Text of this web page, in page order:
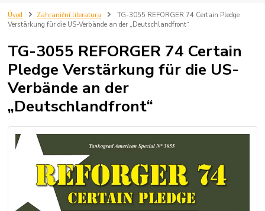
Úvod Zahraniční literatura
TG-3055 REFORGER 74 Certain Pledge
Verstärkung für die US-Verbände an der „Deutschlandfront“
TG-3055 REFORGER 74 Certain
Pledge Verstärkung für die US-
Verbände an der
„Deutschlandfront“